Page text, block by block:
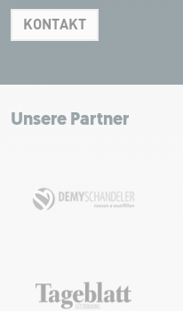
KONTAKT
+
−
Leaflet|Map tiles by Carto, under
Unsere Partner